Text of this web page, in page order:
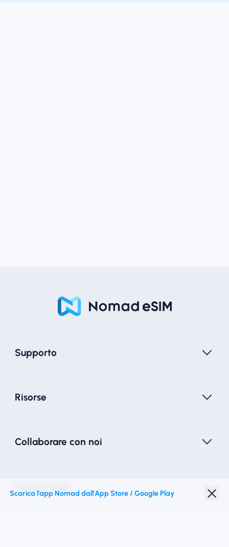
Supporto
Risorse
Collaborare con noi
Scarica l'app Nomad dall'App Store / Google Play